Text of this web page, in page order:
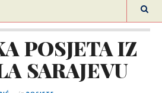
POSJETA IZ
SARAJEVU